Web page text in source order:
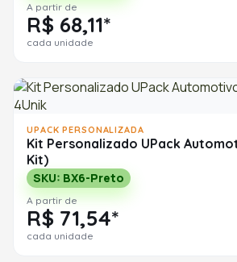
A partir de
R$ 68,11*
cada unidade
UPACK PERSONALIZADA
Kit Personalizado UPack
Kit)
SKU: BX6-Preto
A partir de
R$ 71,54*
cada unidade